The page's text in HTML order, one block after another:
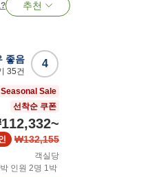
추천
4
좋음
35건
Seasonal Sale
선착순 쿠폰
~
₩132,155
객실당
인원 2명 1박